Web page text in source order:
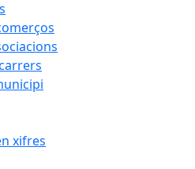
xifres